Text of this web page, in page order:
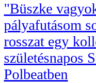
"Büszke
pályafutásom
rosszat egy
születésnapos
Polbeatben